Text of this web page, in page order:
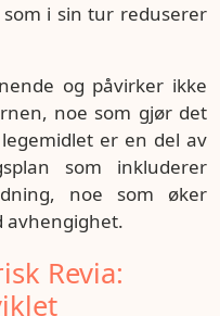
i sin tur reduserer
og påvirker ikke
noe som gjør det
er en del av
som inkluderer
noe som øker
avhengighet.
Revia: